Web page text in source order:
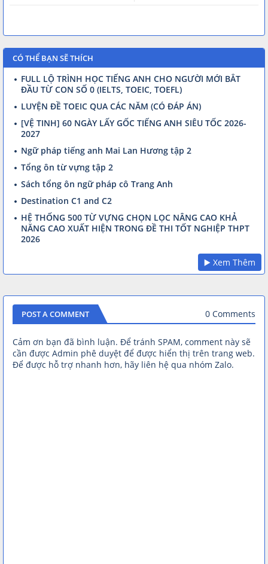
CÓ THỂ BẠN SẼ THÍCH
FULL LỘ TRÌNH HỌC TIẾNG ANH CHO NGƯỜI MỚI BẮT
ĐẦU TỪ CON SỐ 0 (IELTS, TOEIC, TOEFL)
LUYỆN ĐỀ TOEIC QUA CÁC NĂM (CÓ ĐÁP ÁN)
[VỆ TINH] 60 NGÀY LẤY GỐC TIẾNG ANH SIÊU TỐC 2026-
2027
Ngữ pháp tiếng anh Mai Lan Hương tập 2
Tổng ôn từ vựng tập 2
Sách tổng ôn ngữ pháp cô Trang Anh
Destination C1 and C2
HỆ THỐNG 500 TỪ VỰNG CHỌN LỌC NÂNG CAO KHẢ
NĂNG CAO XUẤT HIỆN TRONG ĐỀ THI TỐT NGHIỆP THPT
2026
▶️ Xem Thêm
POST A COMMENT 0 Comments
Cảm ơn bạn đã bình luận. Để tránh SPAM, comment này sẽ
cần được Admin phê duyệt để được hiển thị trên trang web.
Để được hỗ trợ nhanh hơn, hãy liên hệ qua nhóm Zalo.